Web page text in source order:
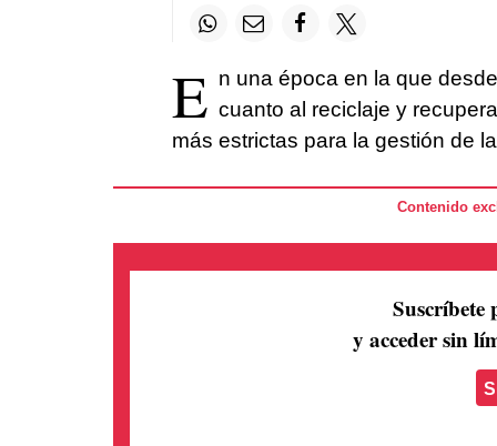
E n una época en la que
cuanto al reciclaje y
más estrictas para la gestión de
Contenido
Suscríbete
y acceder sin